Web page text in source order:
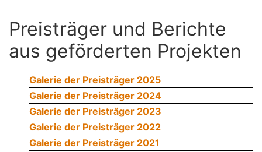
Preisträger und Berichte
aus geförderten Projekten
Galerie der Preisträger 2025
Galerie der Preisträger 2024
Galerie der Preisträger 2023
Galerie der Preisträger 2022
Galerie der Preisträger 2021